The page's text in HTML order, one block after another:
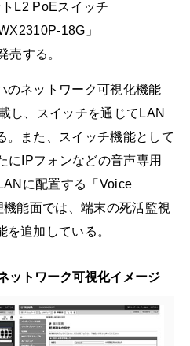
L2 PoEスイッチ
18G」
売する。
のネットワーク可視化機能
し、スイッチを通じてLAN
。また、スイッチ機能として
にIPフォンなどの音声専用
に配置する「Voice
能面では、端末の死活監視
追加している。
ットワーク可視化イメージ